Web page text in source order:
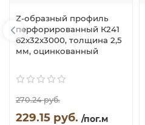
Z-образный профиль
перфорированный К241
62x32x3000, толщина 2,5
мм, оцинкованный
270.24 руб.
229.15 руб. /пог.м